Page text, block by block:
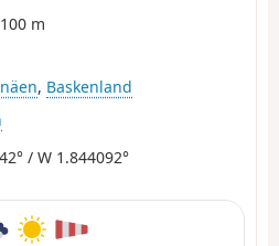
100 m
, Baskenland
/ W 1.844092°